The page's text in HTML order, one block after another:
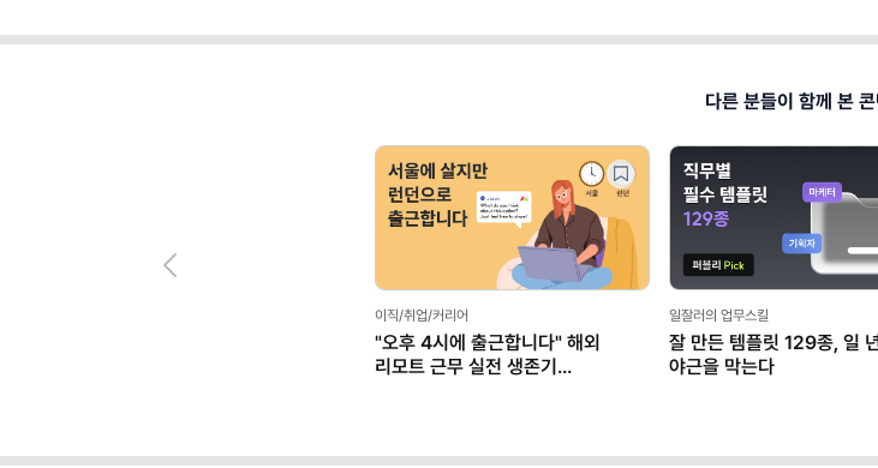
다른 분들이 함께 본
이직/취업/커리어
"오후 4시에 출근합니다" 해외
리모트 근무 실전 생존기
일잘러의 업무스킬
잘 만든 템플릿 129종, 일
야근을 막는다